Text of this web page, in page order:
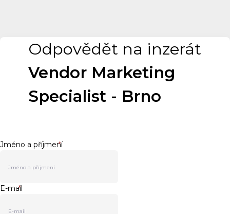
Odpovědět na inzerát
Vendor Marketing
Specialist - Brno
Jméno a příjmení
*
E-mail
*